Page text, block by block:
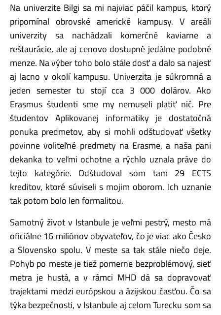
Na univerzite Bilgi sa mi najviac páčil kampus, ktorý
pripomínal obrovské americké kampusy. V areáli
univerzity sa nachádzali komerčné kaviarne a
reštaurácie, ale aj cenovo dostupné jedálne podobné
menze. Na výber toho bolo stále dosť a dalo sa najesť
aj lacno v okolí kampusu. Univerzita je súkromná a
jeden semester tu stojí cca 3 000 dolárov. Ako
Erasmus študenti sme my nemuseli platiť nič. Pre
študentov Aplikovanej informatiky je dostatočná
ponuka predmetov, aby si mohli odštudovať všetky
povinne voliteľné predmety na Erasme, a naša pani
dekanka to veľmi ochotne a rýchlo uznala práve do
tejto kategórie. Odštudoval som tam 29 ECTS
kreditov, ktoré súviseli s mojim oborom. Ich uznanie
tak potom bolo len formalitou.
Samotný život v Istanbule je veľmi pestrý, mesto má
oficiálne 16 miliónov obyvateľov, čo je viac ako Česko
a Slovensko spolu. V meste sa tak stále niečo deje.
Pohyb po meste je tiež pomerne bezproblémový, sieť
metra je hustá, a v rámci MHD dá sa dopravovať
trajektami medzi európskou a ázijskou časťou. Čo sa
týka bezpečnosti, v Istanbule aj celom Turecku som sa